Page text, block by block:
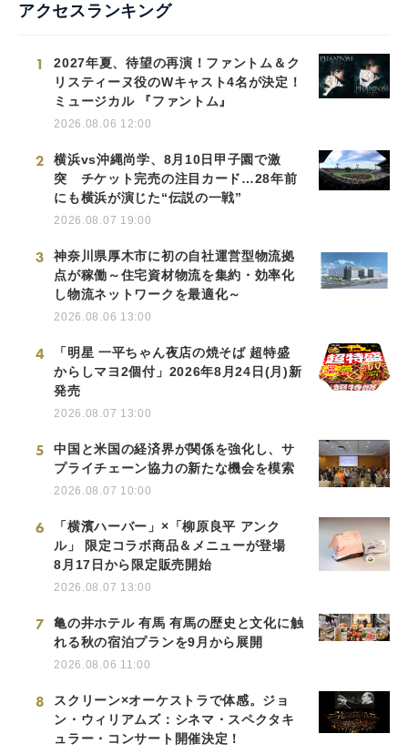
アクセスランキング
1
2027年夏、待望の再演！ファントム＆ク
リスティーヌ役のWキャスト4名が決定！
ミュージカル 『ファントム』
2026.08.06 12:00
2
横浜vs沖縄尚学、8月10日甲子園で激
突 チケット完売の注目カード…28年前
にも横浜が演じた“伝説の一戦”
2026.08.07 19:00
3
神奈川県厚木市に初の自社運営型物流拠
点が稼働～住宅資材物流を集約・効率化
し物流ネットワークを最適化～
2026.08.06 13:00
4
「明星 一平ちゃん夜店の焼そば 超特盛
からしマヨ2個付」2026年8月24日(月)新
発売
2026.08.07 13:00
5
中国と米国の経済界が関係を強化し、サ
プライチェーン協力の新たな機会を模索
2026.08.07 10:00
6
「横濱ハーバー」×「柳原良平 アンク
ル」 限定コラボ商品＆メニューが登場
8月17日から限定販売開始
2026.08.07 13:00
7
亀の井ホテル 有馬 有馬の歴史と文化に触
れる秋の宿泊プランを9月から展開
2026.08.06 11:00
8
スクリーン×オーケストラで体感。ジョ
ン・ウィリアムズ：シネマ・スペクタキ
ュラー・コンサート開催決定！